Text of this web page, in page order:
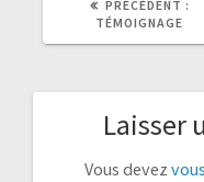
PRÉCÉDENT :
PRÉCÉDENT
TÉMOIGNAGE
Laisser
Vous devez